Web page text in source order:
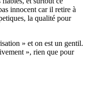
innocent car il retire à
la qualité pour
» et on est un gentil.
», rien que pour